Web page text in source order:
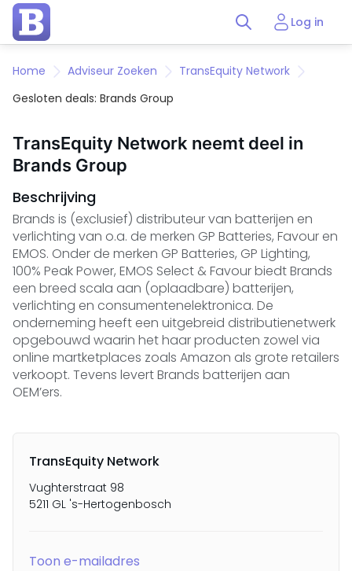
Log in
Home Adviseur Zoeken
TransEquity Network
Gesloten deals: Brands Group
TransEquity Network neemt deel in
Brands Group
Beschrijving
Brands is (exclusief) distributeur van batterijen en
verlichting van o.a. de merken GP Batteries, Favour en
EMOS. Onder de merken GP Batteries, GP Lighting,
100% Peak Power, EMOS Select & Favour biedt Brands
een breed scala aan (oplaadbare) batterijen,
verlichting en consumentenelektronica. De
onderneming heeft een uitgebreid distributienetwerk
opgebouwd waarin het haar producten zowel via
online martketplaces zoals Amazon als grote retailers
verkoopt. Tevens levert Brands batterijen aan
OEM’ers.
TransEquity Network
Vughterstraat 98
5211 GL 's-Hertogenbosch
Toon e-mailadres